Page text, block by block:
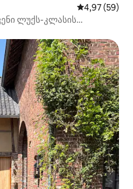
საშუალო
4,97 (59)
ლუქს-კლასის